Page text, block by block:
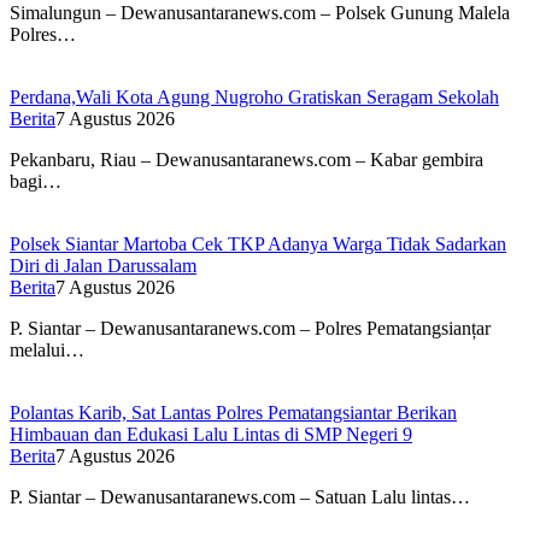
Simalungun – Dewanusantaranews.com – Polsek Gunung Malela
Polres…
Perdana,Wali Kota Agung Nugroho Gratiskan Seragam Sekolah
Berita7 Agustus 2026
Pekanbaru, Riau – Dewanusantaranews.com – Kabar gembira
bagi…
Polsek Siantar Martoba Cek TKP Adanya Warga Tidak Sadarkan
Diri di Jalan Darussalam
Berita7 Agustus 2026
P. Siantar – Dewanusantaranews.com – Polres Pematangsianțar
melalui…
Polantas Karib, Sat Lantas Polres Pematangsiantar Berikan
Himbauan dan Edukasi Lalu Lintas di SMP Negeri 9
Berita7 Agustus 2026
P. Siantar – Dewanusantaranews.com – Satuan Lalu lintas…